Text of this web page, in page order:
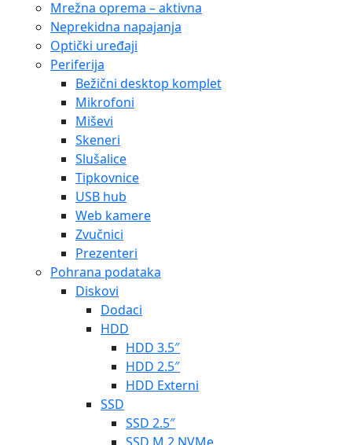
Mrežna oprema – aktivna
Neprekidna napajanja
Optički uređaji
Periferija
Bežični desktop komplet
Mikrofoni
Miševi
Skeneri
Slušalice
Tipkovnice
USB hub
Web kamere
Zvučnici
Prezenteri
Pohrana podataka
Diskovi
Dodaci
HDD
HDD 3.5″
HDD 2.5″
HDD Externi
SSD
SSD 2.5″